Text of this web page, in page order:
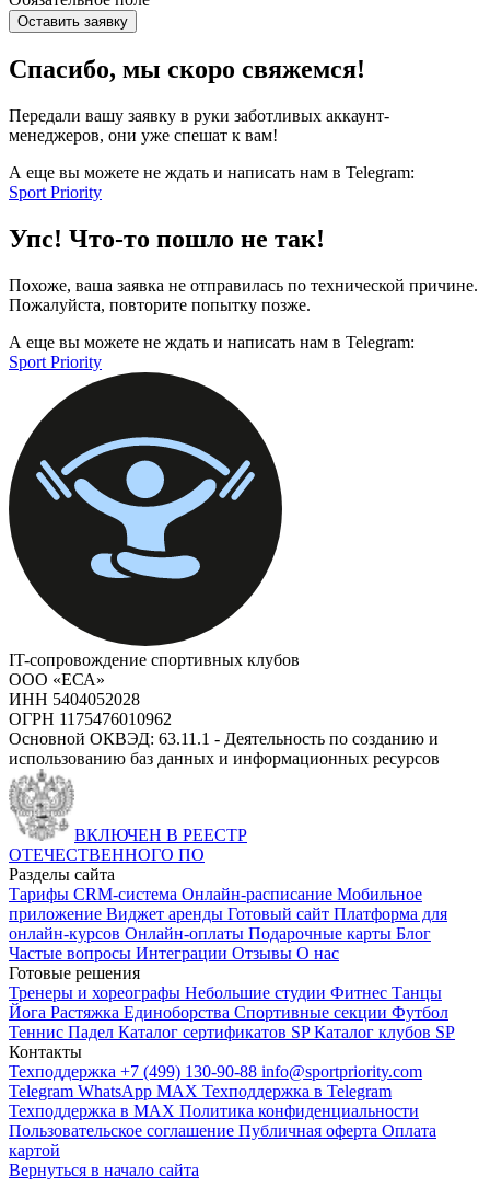
Оставить заявку
Спасибо, мы скоро свяжемся!
Передали вашу заявку в руки заботливых аккаунт-
менеджеров, они уже спешат к вам!
А еще вы можете не ждать и написать нам в Telegram:
Sport Priority
Упс! Что-то пошло не так!
Похоже, ваша заявка не отправилась по технической причине.
Пожалуйста, повторите попытку позже.
А еще вы можете не ждать и написать нам в Telegram:
Sport Priority
IT-сопровождение спортивных клубов
ООО «ЕСА»
ИНН 5404052028
ОГРН 1175476010962
Основной ОКВЭД: 63.11.1 - Деятельность по созданию и
использованию баз данных и информационных ресурсов
ВКЛЮЧЕН В РЕЕСТР
ОТЕЧЕСТВЕННОГО ПО
Разделы сайта
Тарифы CRM-система Онлайн-расписание Мобильное
приложение Виджет аренды Готовый сайт Платформа для
онлайн-курсов Онлайн-оплаты Подарочные карты Блог
Частые вопросы Интеграции Отзывы О нас
Готовые решения
Тренеры и хореографы Небольшие студии Фитнес Танцы
Йога Растяжка Единоборства Спортивные секции Футбол
Теннис Падел Каталог сертификатов SPКаталог клубов SP
Контакты
Техподдержка +7 (499) 130-90-88 info@sportpriority.com
Telegram WhatsApp MAX Техподдержка в Telegram
Техподдержка в MAX Политика конфиденциальности
Пользовательское соглашение Публичная оферта Оплата
картой
Вернуться в начало сайта